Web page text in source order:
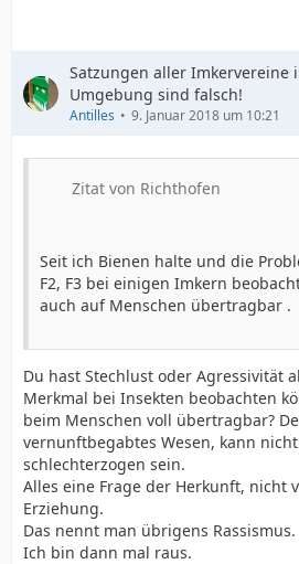
Satzungen aller Imkervereine
Umgebung sind falsch!
Antilles 9. Januar 2018 um 10:21
Zitat von Richthofen
Seit ich Bienen halte und die
F2, F3 bei einigen Imkern
auch auf Menschen übertragbar .
Du hast Stechlust oder Agressivität
Merkmal bei Insekten beobachten
beim Menschen voll übertragbar?
vernunftbegabtes Wesen, kann
schlechterzogen sein.
Alles eine Frage der Herkunft, nicht
Erziehung.
Das nennt man übrigens Rassismus.
Ich bin dann mal raus.